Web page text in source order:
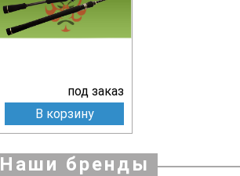
под заказ
В корзину
Наши бренды